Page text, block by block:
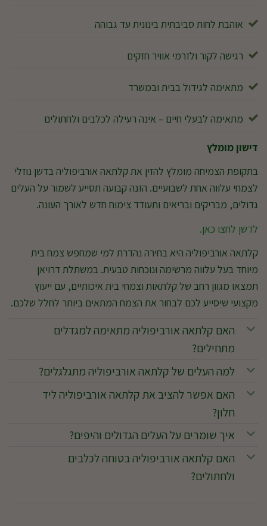
אוהבת לחות סביבתית בינונית עד גבוהה
רגישה לקור ולזרמי אוויר חזקים
מתאימה לגידול בבית ובמשרד
מתאימה לבעלי חיים – אינה רעילה לכלבים ולחתולים
דישון מומלץ
בתקופת הצמיחה מומלץ להזין את קלתאה אורביפוליה בדשן נוזלי
לצמחי עלווה אחת לשבועיים. הזנה קבועה תסייע לשמור על העלים
גדולים, מבריקים ובריאים ותעודד צימוח חדש לאורך העונה.
לדשן לחצו כאן.
קלתאה אורביפוליה היא בחירה נהדרת למי שמחפש צמח בית
מיוחד בעל עלווה מרשימה ונוכחות טבעית. במשתלת דרויאן
תמצאו מגוון רחב של קלתאות וצמחי בית איכותיים, עם ייעוץ
מקצועי שיסייע לכם לבחור את הצמח המתאים ביותר לחלל שלכם.
האם קלתאה אורביפוליה מתאימה למגדלים
מתחילים?
למה העלים של קלתאה אורביפוליה מתגלגלים?
האם אפשר להציב את קלתאה אורביפוליה ליד
חלון?
איך שומרים על העלים הגדולים והיפים?
האם קלתאה אורביפוליה בטוחה לכלבים
ולחתולים?